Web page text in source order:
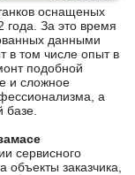
оснащеных
За это время
данными
в том числе опыт в
подобной
и сложное
а
базе.
сервисного
заказчика,